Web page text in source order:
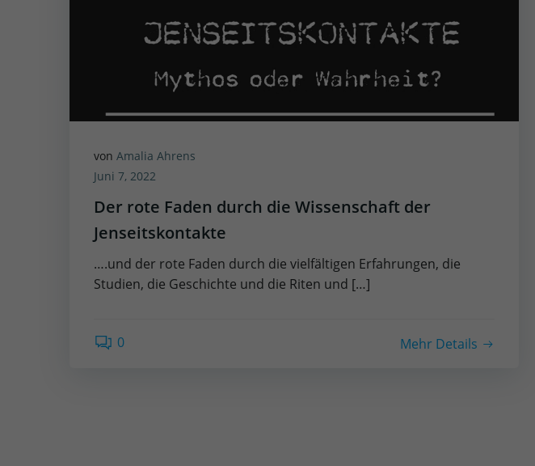
von Amalia Ahrens
Juni 7, 2022
Der rote Faden durch die Wissenschaft der
Jenseitskontakte
….und der rote Faden durch die vielfältigen Erfahrungen, die
Studien, die Geschichte und die Riten und […]
0 Mehr Details